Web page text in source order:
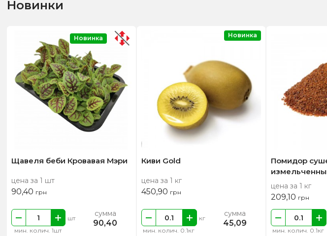
Новинки
Щавеля беби Кровавая Мэри
цена за 1 шт
90,40 грн
мин. колич. 1шт
шт сумма
90,40
Новинка
Киви Gold
цена за 1 кг
450,90 грн
мин. колич. 0.1кг
кг сумма
45,09
Новинка
Помидор
цена за 1 кг
209,10 грн
мин. колич. 0.1кг